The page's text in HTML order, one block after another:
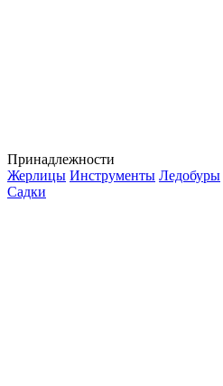
Принадлежности
Жерлицы Инструменты Ледобуры
Садки